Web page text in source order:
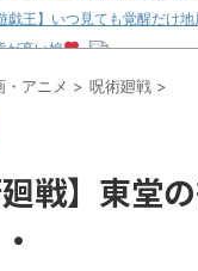
遊戯王】いつ見ても覚醒だけ
が高い娘
戯王】いつ見ても覚醒だけ
画に日本版主題歌は必要か?」
ももさんの挑発!!!
・アニメ > 呪術廻戦 >
廻戦】東堂